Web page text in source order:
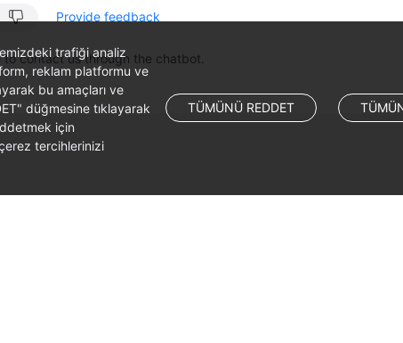
Provide feedback
contact us through the chatbot.
trafiği analiz
reklam platformu ve
bu amaçları ve
düğmesine tıklayarak
için
tercihlerinizi
TÜMÜNÜ REDDET